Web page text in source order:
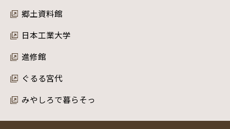
郷土資料館
日本工業大学
進修館
ぐるる宮代
みやしろで暮らそっ